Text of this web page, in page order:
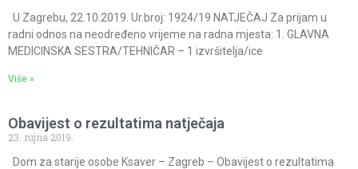
U Zagrebu, 22.10.2019. Ur.broj: 1924/19 NATJEČAJ Za prijam u
radni odnos na neodređeno vrijeme na radna mjesta: 1. GLAVNA
MEDICINSKA SESTRA/TEHNIČAR – 1 izvršitelja/ice
Više »
Obavijest o rezultatima natječaja
23. rujna 2019.
Dom za starije osobe Ksaver – Zagreb – Obavijest o rezultatima